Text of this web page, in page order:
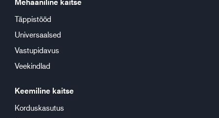
Mehaaniline kaitse
Täppistööd
Universaalsed
Vastupidavus
Veekindlad
Keemiline kaitse
Korduskasutus